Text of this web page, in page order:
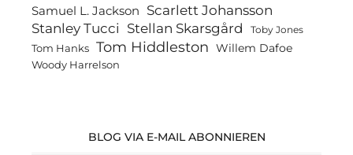
Samuel L. Jackson Scarlett Johansson
Stanley Tucci Stellan Skarsgård Toby Jones
Tom Hanks Tom Hiddleston Willem Dafoe
Woody Harrelson
BLOG VIA E-MAIL ABONNIEREN